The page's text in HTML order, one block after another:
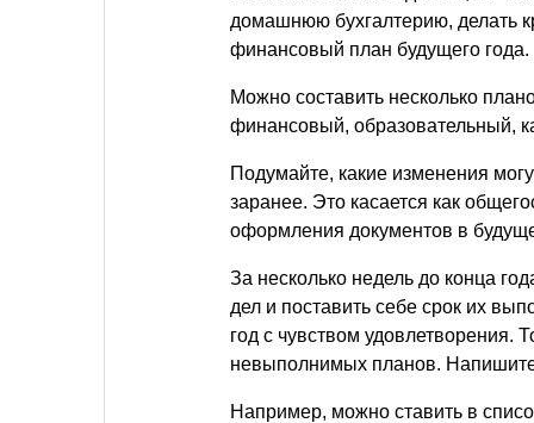
домашнюю бухгалтерию, делать
финансовый план будущего года.
Можно составить несколько
финансовый, образовательный,
Подумайте, какие изменения
заранее. Это касается как
оформления документов в
За несколько недель до конца
дел и поставить себе срок их
год с чувством удовлетворения.
невыполнимых планов. Напишите
Например, можно ставить в